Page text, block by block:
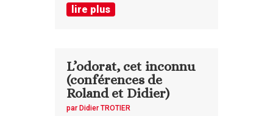
lire plus
L’odorat, cet inconnu
(conférences de
Roland et Didier)
par Didier TROTIER